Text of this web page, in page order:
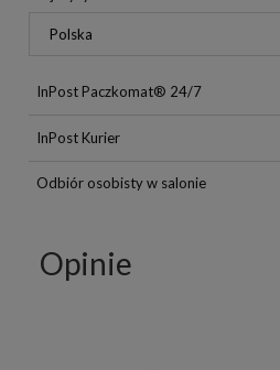
InPost Paczkomat® 24/7
InPost Kurier
Odbiór osobisty w salonie
Opinie